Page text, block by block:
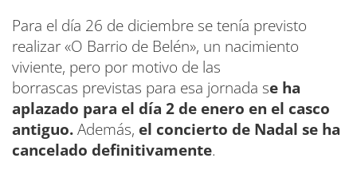
Para el día 26 de diciembre se tenía previsto
realizar «O Barrio de Belén», un nacimiento
viviente, pero por motivo de las
borrascas previstas para esa jornada se ha
aplazado para el día 2 de enero en el casco
antiguo.Además, el concierto de Nadal se ha
cancelado definitivamente.